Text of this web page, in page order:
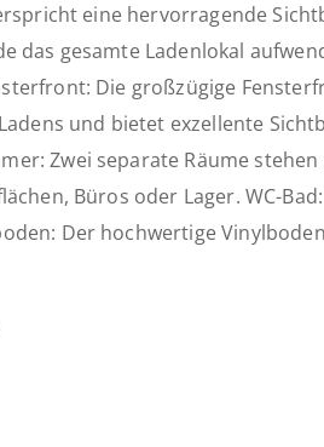
eine hervorragende
das gesamte Ladenlokal
Die großzügige
und bietet exzellente
Zwei separate Räume
Büros oder Lager. WC-Bad:
Der hochwertige